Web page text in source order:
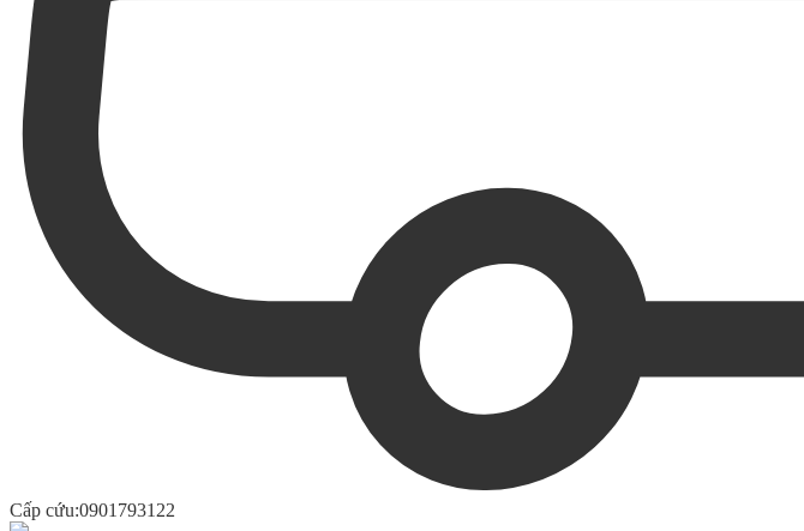
Cấp cứu:0901793122